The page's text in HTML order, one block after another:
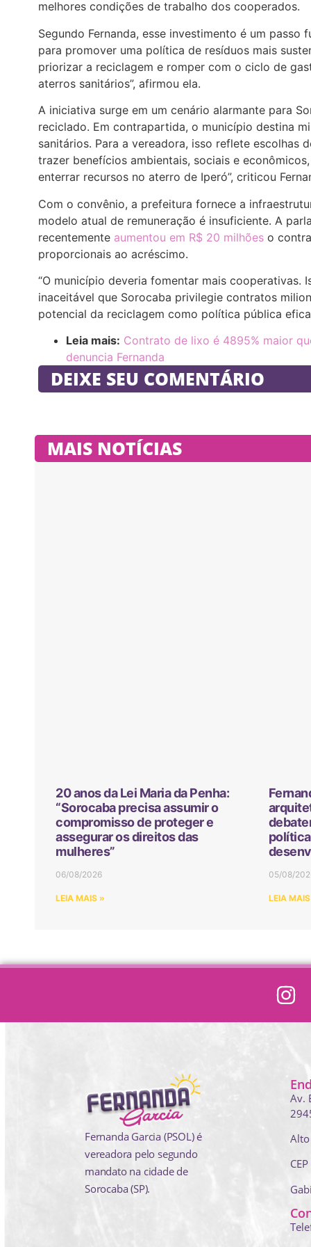
melhores condições de trabalho dos cooperados.
Segundo Fernanda, esse investimento é um
para promover uma política de resíduos mais
priorizar a reciclagem e romper com o ciclo de
aterros sanitários”, afirmou ela.
A iniciativa surge em um cenário alarmante para
reciclado. Em contrapartida, o município destina
sanitários. Para a vereadora, isso reflete escolhas
trazer benefícios ambientais, sociais e
enterrar recursos no aterro de Iperó”, criticou
Com o convênio, a prefeitura fornece a
modelo atual de remuneração é insuficiente. A
recentemente aumentou em R$ 20 milhões o
proporcionais ao acréscimo.
“O município deveria fomentar mais cooperativas.
inaceitável que Sorocaba privilegie contratos
potencial da reciclagem como política pública
Leia mais: Contrato de lixo é 4895% maior
denuncia Fernanda
DEIXE SEU COMENTÁRIO
MAIS NOTÍCIAS
20 anos da Lei Maria da Penha:
“Sorocaba precisa assumir o
compromisso de proteger e
assegurar os direitos das
mulheres”
06/08/2026
LEIA MAIS »
05/08/
LEIA
Fernanda Garcia (PSOL) é
vereadora pelo segundo
mandato na cidade de
Sorocaba (SP).
Av.
Alto